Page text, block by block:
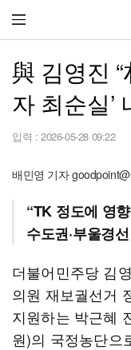
與 김영진
자 최순실’
입력 : 2026-05-28 09:22
배민영 기자
“TK 정도에 영
수도권·부울경
더불어민주당 김
의원 재보궐선거
지원하는 박근혜
원)의 국정농단으